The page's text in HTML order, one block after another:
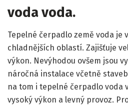
voda voda.
Tepelné čerpadlo země voda je
chladnějších oblastí. Zajišťuje
výkon. Nevýhodou ovšem jsou
náročná instalace včetně
na tom i tepelné čerpadlo voda
vysoký výkon a levný provoz.